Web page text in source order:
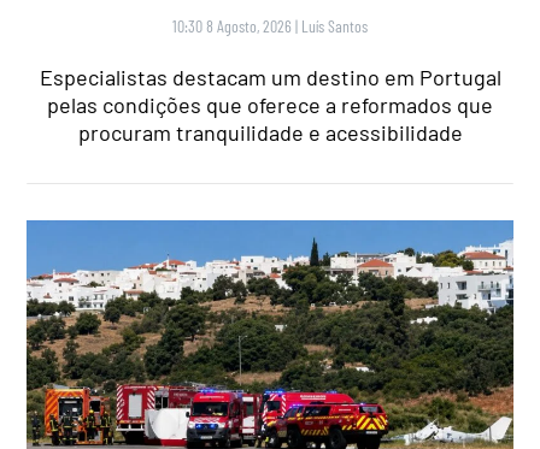
10:30 8 Agosto, 2026 | Luís Santos
Especialistas destacam um destino em Portugal
pelas condições que oferece a reformados que
procuram tranquilidade e acessibilidade